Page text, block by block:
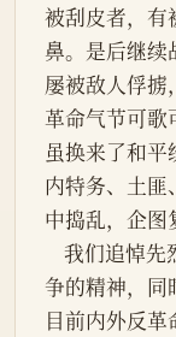
被刮皮者，有
鼻。是后继续
屡被敌人俘掳
革命气节可歌
虽换来了和
内特务、土
中捣乱，企图
争的精神，同
目前内外反